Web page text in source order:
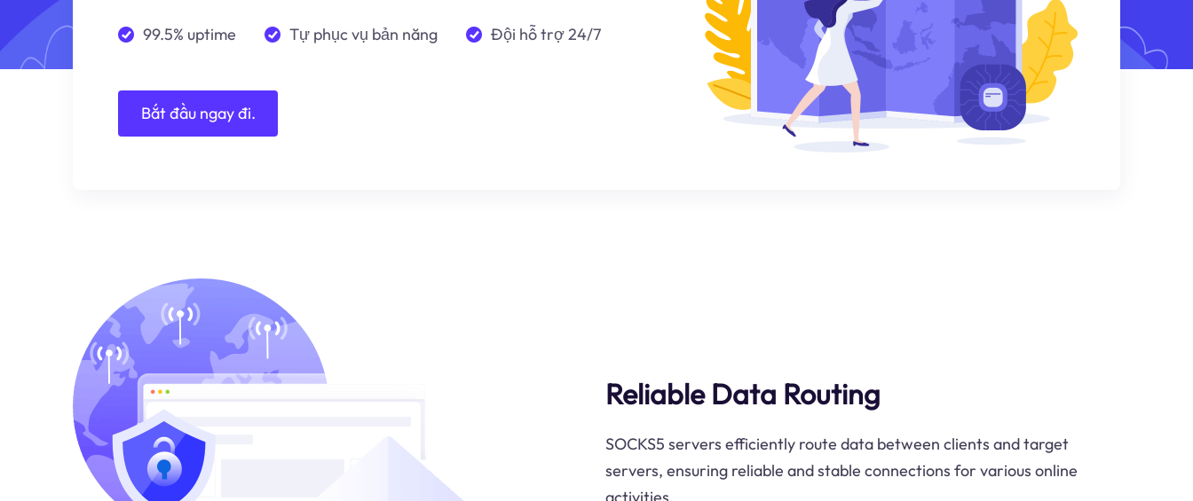
99.5% uptime Tự phục vụ bản năng Đội hỗ trợ 24/7
Bắt đầu ngay đi.
Reliable Data Routing
SOCKS5 servers efficiently route data between clients and target
servers, ensuring reliable and stable connections for various online